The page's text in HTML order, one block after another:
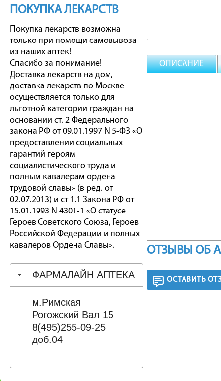
ПОКУПКА ЛЕКАРСТВ
Покупка лекарств возможна
только при помощи самовывоза
из наших аптек!
Спасибо за понимание!
Доставка лекарств на дом,
доставка лекарств по Москве
осуществляется только для
льготной категории граждан на
основании ст. 2 Федерального
закона РФ от 09.01.1997 N 5-ФЗ «О
предоставлении социальных
гарантий героям
социалистического труда и
полным кавалерам ордена
трудовой славы» (в ред. от
02.07.2013) и ст 1.1 Закона РФ от
15.01.1993 N 4301-1 «О статусе
Героев Советского Союза, Героев
Российской Федерации и полных
кавалеров Ордена Славы».
ФАРМАЛАЙН АПТЕКА
м.Римская
Рогожский Вал 15
8(495)255-09-25
доб.04
ОПИСАНИЕ
ОТЗЫВЫ ОБ
ОСТАВИТЬ